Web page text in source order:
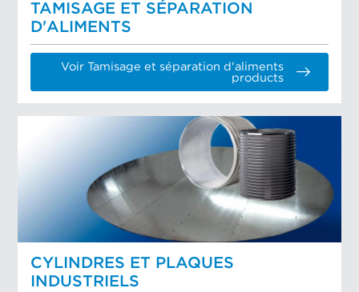
TAMISAGE ET SÉPARATION
D'ALIMENTS
Voir Tamisage et séparation d'aliments
products
CYLINDRES ET PLAQUES
INDUSTRIELS